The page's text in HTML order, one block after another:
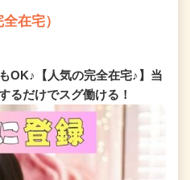
在宅）
OK♪【人気の完全在宅♪】当
るだけでスグ働ける！